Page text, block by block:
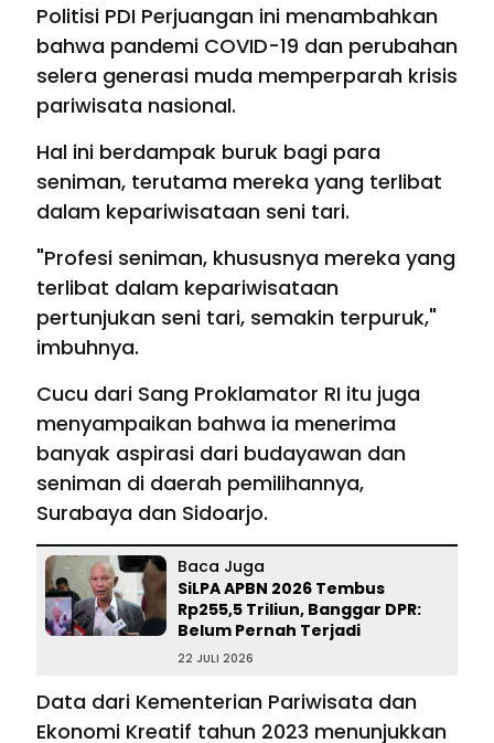
Politisi PDI Perjuangan ini menambahkan
bahwa pandemi COVID-19 dan perubahan
selera generasi muda memperparah krisis
pariwisata nasional.
Hal ini berdampak buruk bagi para
seniman, terutama mereka yang terlibat
dalam kepariwisataan seni tari.
"Profesi seniman, khususnya mereka yang
terlibat dalam kepariwisataan
pertunjukan seni tari, semakin terpuruk,"
imbuhnya.
Cucu dari Sang Proklamator RI itu juga
menyampaikan bahwa ia menerima
banyak aspirasi dari budayawan dan
seniman di daerah pemilihannya,
Surabaya dan Sidoarjo.
Baca Juga
SiLPA APBN 2026 Tembus
Rp255,5 Triliun, Banggar DPR:
Belum Pernah Terjadi
22 JULI 2026
Data dari Kementerian Pariwisata dan
Ekonomi Kreatif tahun 2023 menunjukkan